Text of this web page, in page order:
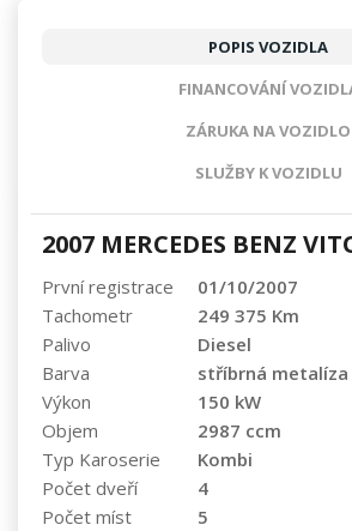
POPIS VOZIDLA
FINANCOVÁNÍ
ZÁRUKA NA VOZIDLO
SLUŽBY K VOZIDLU
2007 MERCEDES BENZ
První registrace
01/10/2007
Tachometr
249 375 Km
Palivo
Diesel
Barva
stříbrná metalíza
Výkon
150 kW
Objem
2987 ccm
Typ Karoserie
Kombi
Počet dveří
4
Počet míst
5